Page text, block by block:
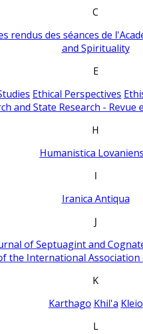
C
rendus des séances de
and Spirituality
E
Ethical Perspectives
and State Research -
H
Humanistica
I
Iranica Antiqua
J
of Septuagint and
the International Association
K
Karthago Khil'a Kleio
L